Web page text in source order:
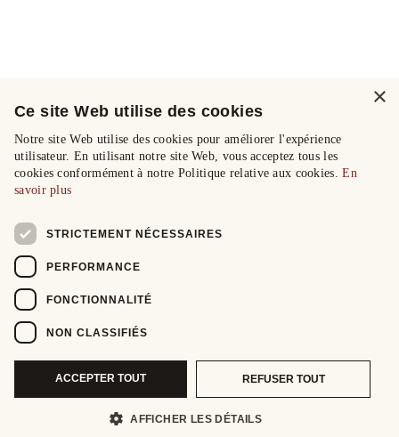
×
Ce site Web utilise des cookies
Notre site Web utilise des cookies pour améliorer l'expérience
utilisateur. En utilisant notre site Web, vous acceptez tous les
cookies conformément à notre Politique relative aux cookies.En
savoir plus
STRICTEMENT NÉCESSAIRES
PERFORMANCE
FONCTIONNALITÉ
NON CLASSIFIÉS
ACCEPTER TOUT REFUSER TOUT
AFFICHER LES DÉTAILS